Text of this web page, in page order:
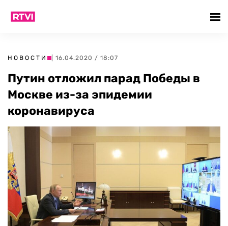
НОВОСТИ | 16.04.2020 / 18:07
Путин отложил парад Победы в
Москве из-за эпидемии
коронавируса